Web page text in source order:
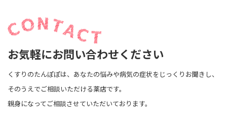
お気軽にお問い合わせください
くすりのたんぽぽは、あなたの悩みや病気の症状をじっくりお聞きし、
そのうえでご相談いただける薬店です。
親身になってご相談させていただいております。